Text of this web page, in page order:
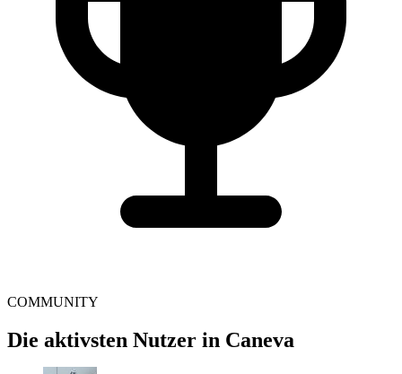
COMMUNITY
Die aktivsten Nutzer in Caneva